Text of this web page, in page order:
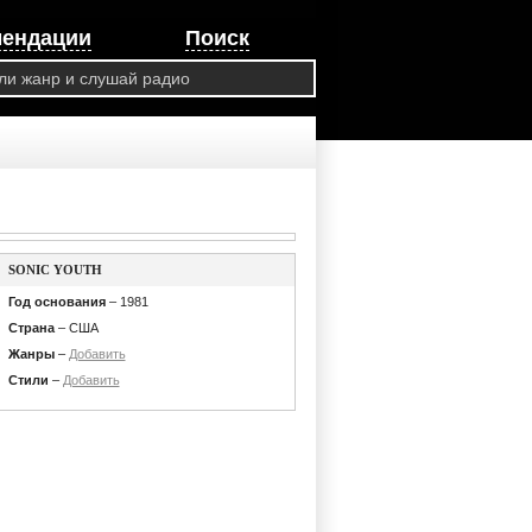
Поиск
SONIC YOUTH
Год основания– 1981
Страна– США
Жанры– Добавить
Стили – Добавить